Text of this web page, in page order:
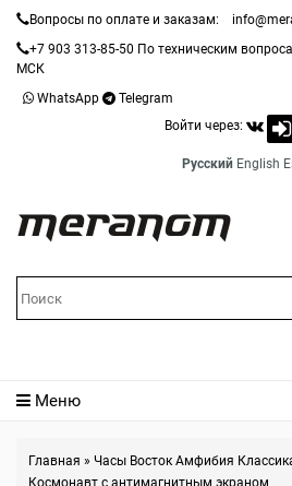
Вопросы по оплате и заказам:
+7 903 313-85-50 По техническим
МСК
WhatsApp
Telegram
Войти через:
Русский English
Меню
Главная » Часы Восток Амфибия
Космонавт с антимагнитным экраном